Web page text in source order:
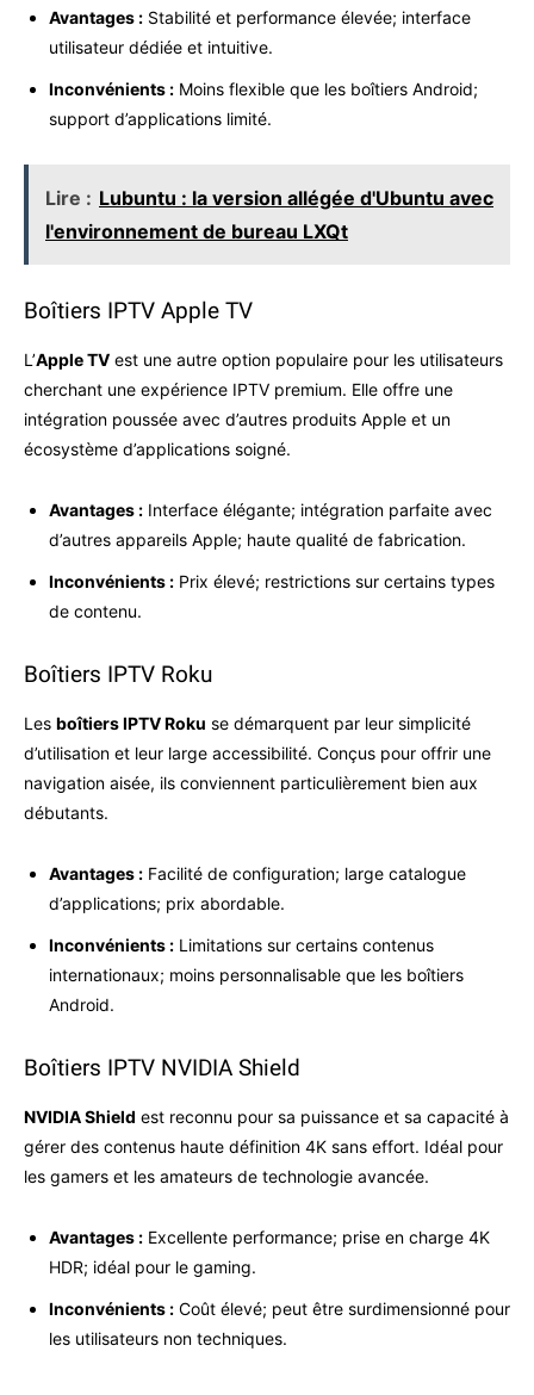
Avantages : Stabilité et performance élevée; interface
utilisateur dédiée et intuitive.
Inconvénients : Moins flexible que les boîtiers Android;
support d’applications limité.
Lire : Lubuntu : la version allégée d'Ubuntu avec
l'environnement de bureau LXQt
Boîtiers IPTV Apple TV
L’Apple TV est une autre option populaire pour les utilisateurs
cherchant une expérience IPTV premium. Elle offre une
intégration poussée avec d’autres produits Apple et un
écosystème d’applications soigné.
Avantages : Interface élégante; intégration parfaite avec
d’autres appareils Apple; haute qualité de fabrication.
Inconvénients : Prix élevé; restrictions sur certains types
de contenu.
Boîtiers IPTV Roku
Les boîtiers IPTV Roku se démarquent par leur simplicité
d’utilisation et leur large accessibilité. Conçus pour offrir une
navigation aisée, ils conviennent particulièrement bien aux
débutants.
Avantages : Facilité de configuration; large catalogue
d’applications; prix abordable.
Inconvénients : Limitations sur certains contenus
internationaux; moins personnalisable que les boîtiers
Android.
Boîtiers IPTV NVIDIA Shield
NVIDIA Shield est reconnu pour sa puissance et sa capacité à
gérer des contenus haute définition 4K sans effort. Idéal pour
les gamers et les amateurs de technologie avancée.
Avantages : Excellente performance; prise en charge 4K
HDR; idéal pour le gaming.
Inconvénients : Coût élevé; peut être surdimensionné pour
les utilisateurs non techniques.